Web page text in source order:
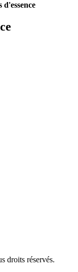
d'essence
droits réservés.